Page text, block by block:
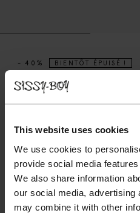
This website uses cookies
We use cookies to
provide social media
We also share information
our social media, advertising
may combine it with other
- 40% BIENTÔT ÉPUISÉ !
Chaussettes avec smiley -
Couleurs